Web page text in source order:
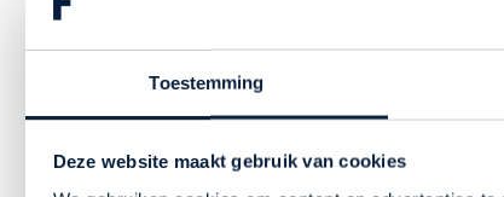
Toestemming
Deze website maakt gebruik van cookies